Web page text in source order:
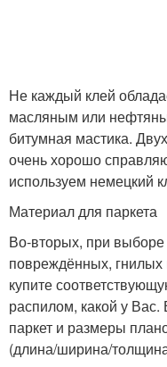
Не каждый клей
масляным или
битумная мастика.
очень хорошо
используем немецкий
Материал для паркета
Во-вторых, при
повреждённых,
купите
распилом, какой у Вас.
паркет и размеры
(длина/ширина/